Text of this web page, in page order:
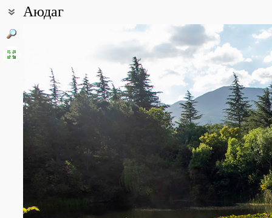
Аюдаг
44° 33′ 37.53″ с.ш., 34° 19′ 36.55″ в.д. (смотреть на картах
Google
Фото растений и лишайников(576)